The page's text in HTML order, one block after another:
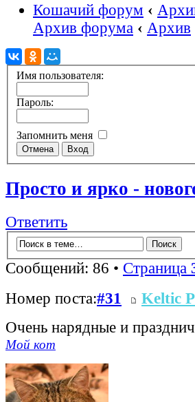
Кошачий форум ‹
Архив форума ‹ Архив
Имя пользователя:
Пароль:
Запомнить меня
Просто и ярко -
Ответить
Сообщений: 86 • Страница
Номер поста:#31 Keltic
Очень нарядные и
Мой кот